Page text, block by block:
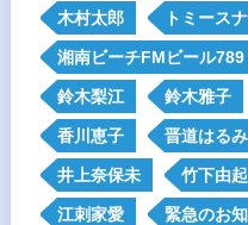
木村太郎 トミース
湘南ビーチFMビール789
鈴木梨江 鈴木雅子
香川恵子 晋道はるみ
井上奈保未 竹下由起
江刺家愛 緊急のお